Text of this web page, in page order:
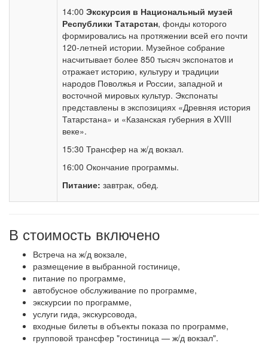
14:00 Экскурсия в Национальный музей
Республики Татарстан, фонды которого
формировались на протяжении всей его почти
120-летней истории. Музейное собрание
насчитывает более 850 тысяч экспонатов и
отражает историю, культуру и традиции
народов Поволжья и России, западной и
восточной мировых культур. Экспонаты
представлены в экспозициях «Древняя история
Татарстана» и «Казанская губерния в XVIII
веке».
15:30 Трансфер на ж/д вокзал.
16:00 Окончание программы.
Питание: завтрак, обед.
В стоимость включено
Встреча на ж/д вокзале,
размещение в выбранной гостинице,
питание по программе,
автобусное обслуживание по программе,
экскурсии по программе,
услуги гида, экскурсовода,
входные билеты в объекты показа по программе,
групповой трансфер "гостиница — ж/д вокзал".